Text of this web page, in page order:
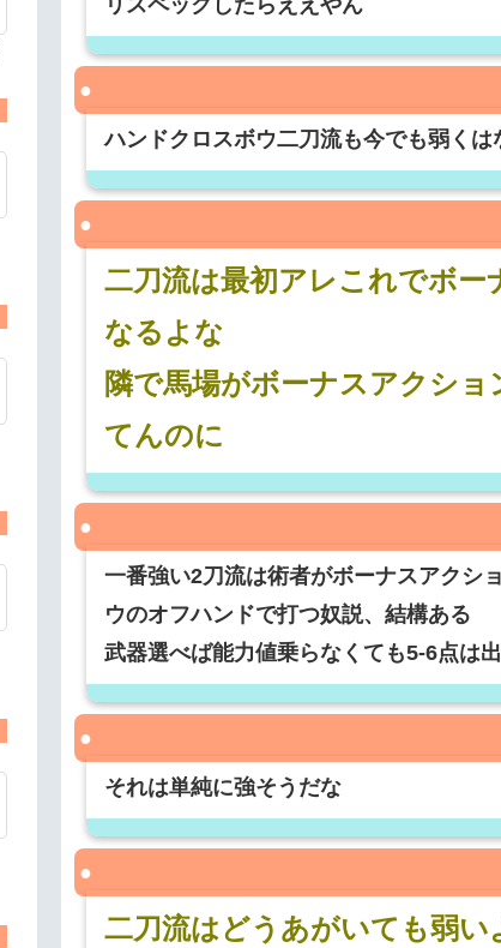
ハンドクロスボウ二刀流も今でも弱くは
二刀流は最初アレこれでボ
なるよな
隣で馬場がボーナスアクシ
てんのに
一番強い2刀流は術者がボーナスアクシ
ウのオフハンドで打つ奴説、結構ある
武器選べば能力値乗らなくても5-6点は
それは単純に強そうだな
二刀流はどうあがいても弱い